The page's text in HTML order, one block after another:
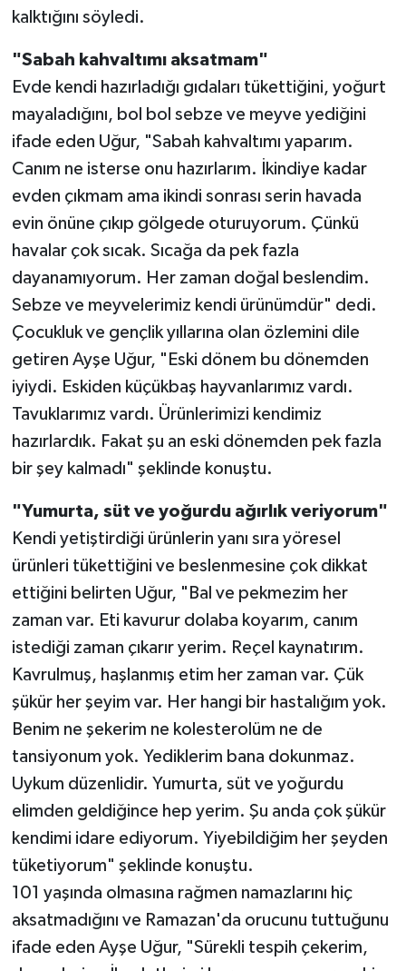
kalktığını söyledi.
"Sabah kahvaltımı aksatmam"
Evde kendi hazırladığı gıdaları tükettiğini, yoğurt
mayaladığını, bol bol sebze ve meyve yediğini
ifade eden Uğur, "Sabah kahvaltımı yaparım.
Canım ne isterse onu hazırlarım. İkindiye kadar
evden çıkmam ama ikindi sonrası serin havada
evin önüne çıkıp gölgede oturuyorum. Çünkü
havalar çok sıcak. Sıcağa da pek fazla
dayanamıyorum. Her zaman doğal beslendim.
Sebze ve meyvelerimiz kendi ürünümdür" dedi.
Çocukluk ve gençlik yıllarına olan özlemini dile
getiren Ayşe Uğur, "Eski dönem bu dönemden
iyiydi. Eskiden küçükbaş hayvanlarımız vardı.
Tavuklarımız vardı. Ürünlerimizi kendimiz
hazırlardık. Fakat şu an eski dönemden pek fazla
bir şey kalmadı" şeklinde konuştu.
"Yumurta, süt ve yoğurdu ağırlık veriyorum"
Kendi yetiştirdiği ürünlerin yanı sıra yöresel
ürünleri tükettiğini ve beslenmesine çok dikkat
ettiğini belirten Uğur, "Bal ve pekmezim her
zaman var. Eti kavurur dolaba koyarım, canım
istediği zaman çıkarır yerim. Reçel kaynatırım.
Kavrulmuş, haşlanmış etim her zaman var. Çük
şükür her şeyim var. Her hangi bir hastalığım yok.
Benim ne şekerim ne kolesterolüm ne de
tansiyonum yok. Yediklerim bana dokunmaz.
Uykum düzenlidir. Yumurta, süt ve yoğurdu
elimden geldiğince hep yerim. Şu anda çok şükür
kendimi idare ediyorum. Yiyebildiğim her şeyden
tüketiyorum" şeklinde konuştu.
101 yaşında olmasına rağmen namazlarını hiç
aksatmadığını ve Ramazan'da orucunu tuttuğunu
ifade eden Ayşe Uğur, "Sürekli tespih çekerim,